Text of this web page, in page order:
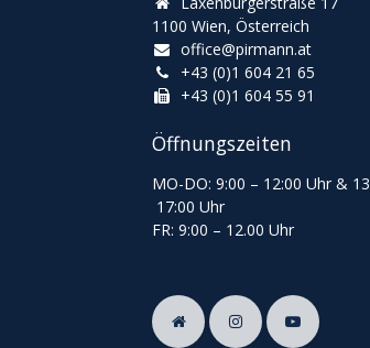
1100 Wien, Österreich
office@pirmann.at
+43 (0)1 604 21 65
+43 (0)1 604 55 91
Öffnungszeiten
MO-DO: 9:00 – 12:00 Uhr & 13
17:00 Uhr
FR: 9:00 – 12.00 Uhr